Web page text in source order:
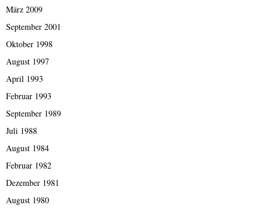
März 2009
September 2001
Oktober 1998
August 1997
April 1993
Februar 1993
September 1989
Juli 1988
August 1984
Februar 1982
Dezember 1981
August 1980